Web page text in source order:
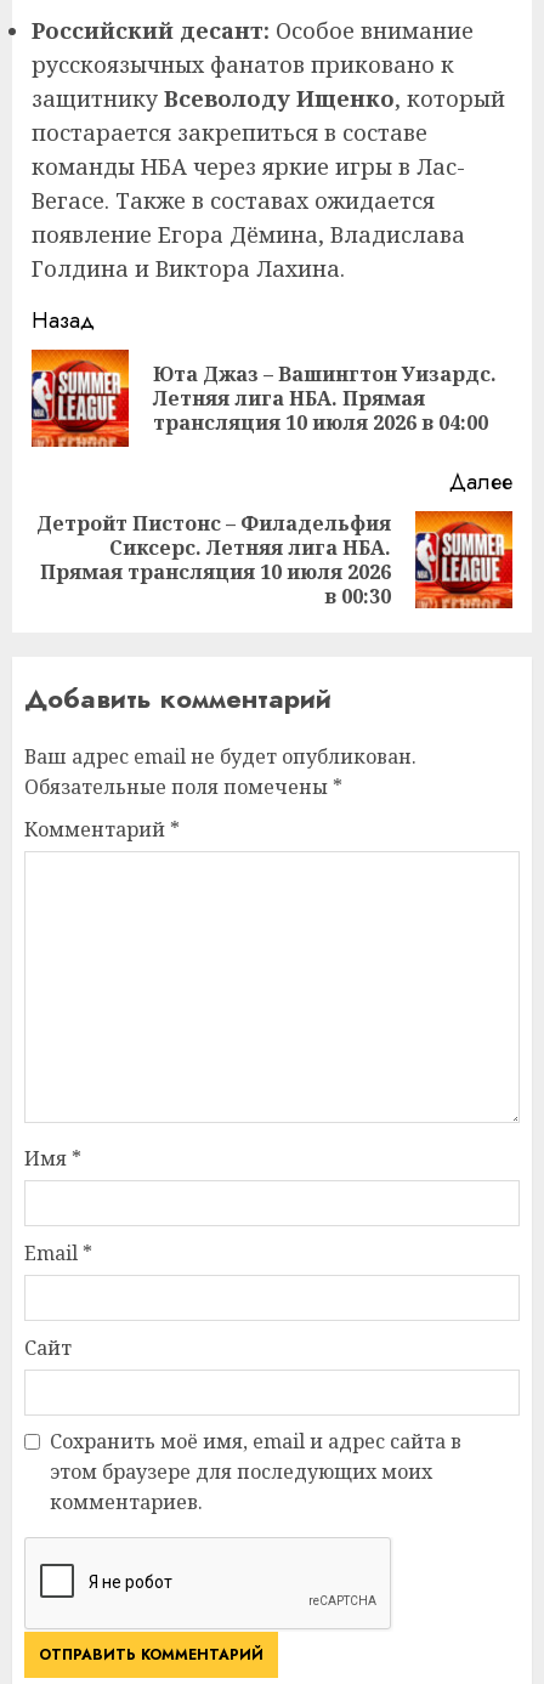
Российский десант: Особое внимание
русскоязычных фанатов приковано к
защитнику Всеволоду Ищенко, который
постарается закрепиться в составе
команды НБА через яркие игры в Лас-
Вегасе. Также в составах ожидается
появление Егора Дёмина, Владислава
Голдина и Виктора Лахина.
Продолжить
чтение
Назад
Юта Джаз – Вашингтон Уизардс.
Летняя лига НБА. Прямая
трансляция 10 июля 2026 в 04:00
Далее
Следующая
запись:
Детройт Пистонс – Филадельфия
Сиксерс. Летняя лига НБА.
Прямая трансляция 10 июля 2026
в 00:30
Добавить комментарий
Ваш адрес email не будет опубликован.
Обязательные поля помечены *
Комментарий *
Имя *
Email *
Сайт
Сохранить моё имя, email и адрес сайта в
этом браузере для последующих моих
комментариев.